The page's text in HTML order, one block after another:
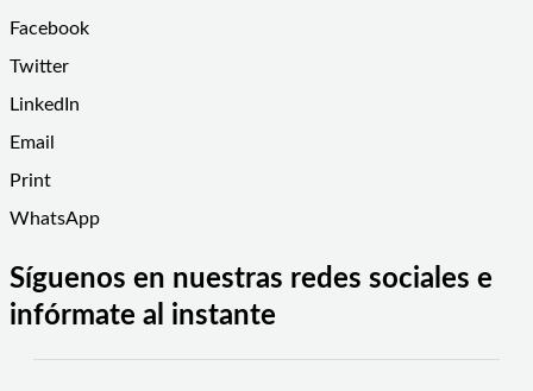
Facebook
Twitter
LinkedIn
Email
Print
WhatsApp
Síguenos en nuestras redes sociales e
infórmate al instante